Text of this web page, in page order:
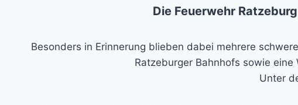
Die Feuerwehr
Besonders in Erinnerung blieben dabei mehrere
Ratzeburger Bahnhofs sowie
Unter